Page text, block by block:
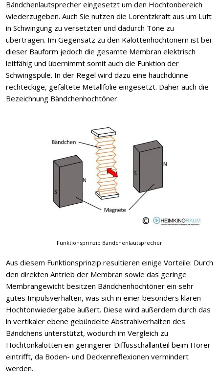
Bändchenlautsprecher eingesetzt um den Hochtonbereich
wiederzugeben. Auch Sie nutzen die Lorentzkraft aus um Luft
in Schwingung zu versetzten und dadurch Töne zu
übertragen. Im Gegensatz zu den Kalottenhochtönern ist bei
dieser Bauform jedoch die gesamte Membran elektrisch
leitfähig und übernimmt somit auch die Funktion der
Schwingspule. In der Regel wird dazu eine hauchdünne
rechteckige, gefaltete Metallfolie eingesetzt. Daher auch die
Bezeichnung Bändchenhochtöner.
Funktionsprinzip Bändchenlautsprecher
Aus diesem Funktionsprinzip resultieren einige Vorteile: Durch
den direkten Antrieb der Membran sowie das geringe
Membrangewicht besitzen Bändchenhochtöner ein sehr
gutes Impulsverhalten, was sich in einer besonders klaren
Hochtonwiedergabe äußert. Diese wird außerdem durch das
in vertikaler ebene gebündelte Abstrahlverhalten des
Bändchens unterstützt, wodurch im Vergleich zu
Hochtonkalotten ein geringerer Diffusschallanteil beim Hörer
eintrifft, da Boden- und Deckenreflexionen vermindert
werden.